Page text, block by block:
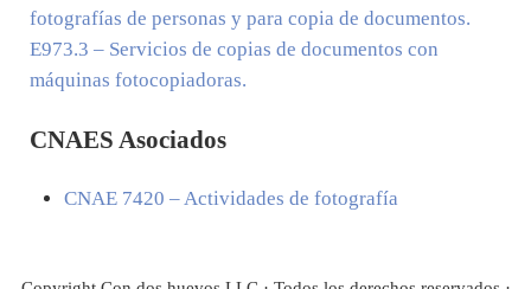
fotografías de personas y para copia de documentos.
E973.3 – Servicios de copias de documentos con
máquinas fotocopiadoras.
CNAES Asociados
CNAE 7420 – Actividades de fotografía